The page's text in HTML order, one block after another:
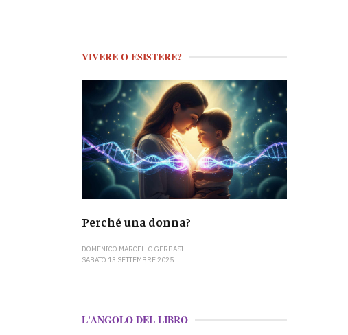
VIVERE O ESISTERE?
Perché una donna?
DOMENICO MARCELLO GERBASI
SABATO 13 SETTEMBRE 2025
L'ANGOLO DEL LIBRO